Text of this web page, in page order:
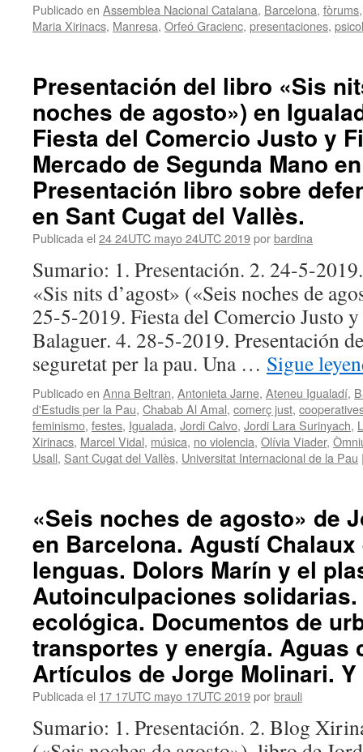
Publicado en Assemblea Nacional Catalana, Barcelona, fòrums
Maria Xirinacs, Manresa, Orfeó Gracienc, presentaciones,
Presentación del libro «Sis
noches de agosto») en
Fiesta del Comercio Justo y
Mercado de Segunda Mano
Presentación libro sobre
en Sant Cugat del Vallès.
Publicada el 24 24UTC mayo 24UTC 2019porbardina
Sumario: 1. Presentación. 2. 24-5-
«Sis nits d’agost» («Seis noches de
25-5-2019. Fiesta del Comercio Justo
Balaguer. 4. 28-5-2019. Presentación
seguretat per la pau. Una … Sigue
Publicado en Anna Beltran, Antonieta Jarne, Ateneu Igualadí,
d'Estudis per la Pau, Chabab Al Amal, comerç just,
feminismo, festes, Igualada, Jordi Calvo, Jordi Lara Surinyach,
Xirinacs, Marcel Vidal, música, no violencia, Olívia Viader,
Usall, Sant Cugat del Vallès, Universitat Internacional de la Pau
«Seis noches de agosto» de
en Barcelona. Agustí
lenguas. Dolors Marín y el
Autoinculpaciones
ecológica. Documentos de
transportes y energía. Aguas
Artículos de Jorge Molinari. Y
Publicada el 17 17UTC mayo 17UTC 2019porbrauli
Sumario: 1. Presentación. 2. Blog